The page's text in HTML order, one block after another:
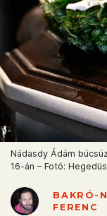
Nádasdy Ádám
16-án – Fotó:
BAKRÓ-
FERENC